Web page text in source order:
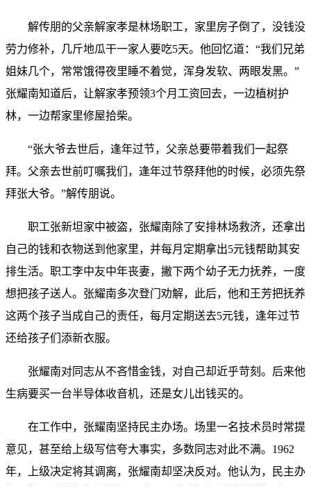
解传朋的父亲解家孝是林场职工，家里房子倒了，没钱没
劳力修补，几斤地瓜干一家人要吃5天。他回忆道：“我们兄弟
姐妹几个，常常饿得夜里睡不着觉，浑身发软、两眼发黑。”
张耀南知道后，让解家孝预领3个月工资回去，一边植树护
林，一边帮家里修屋拾柴。
“张大爷去世后，逢年过节，父亲总要带着我们一起祭
拜。父亲去世前叮嘱我们，逢年过节祭拜他的时候，必须先祭
拜张大爷。”解传朋说。
职工张新坦家中被盗，张耀南除了安排林场救济，还拿出
自己的钱和衣物送到他家里，并每月定期拿出5元钱帮助其安
排生活。职工李中友中年丧妻，撇下两个幼子无力抚养，一度
想把孩子送人。张耀南多次登门劝解，此后，他和王芳把抚养
这两个孩子当成自己的责任，每月定期送去5元钱，逢年过节
还给孩子们添新衣服。
张耀南对同志从不吝惜金钱，对自己却近乎苛刻。后来他
生病要买一台半导体收音机，还是女儿出钱买的。
在工作中，张耀南坚持民主办场。场里一名技术员时常提
意见，甚至给上级写信夸大事实，多数同志对此不满。1962
年，上级决定将其调离，张耀南却坚决反对。他认为，民主办